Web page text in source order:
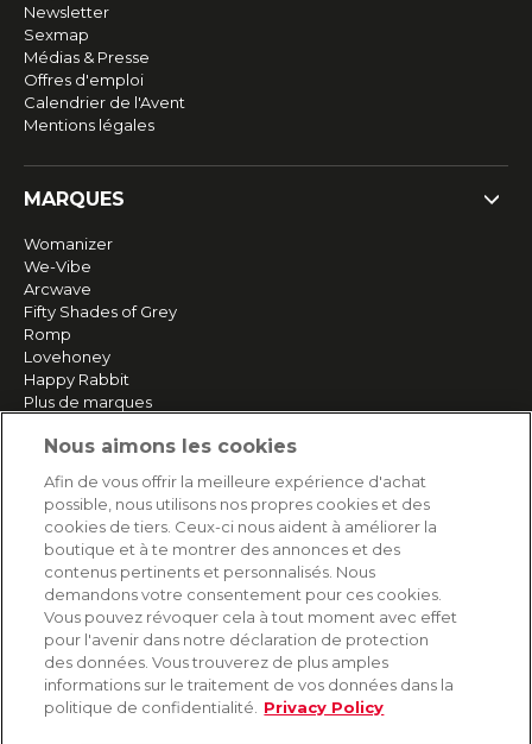
Newsletter
Sexmap
Médias & Presse
Offres d'emploi
Calendrier de l'Avent
Mentions légales
MARQUES
Womanizer
We-Vibe
Arcwave
Fifty Shades of Grey
Romp
Lovehoney
Happy Rabbit
Plus de marques
SERVICE
Livraison rapide et gratuite
Retours & remboursements
Paiement sécurisé
AIDE
Contact
Nous aimons les cookies
Afin de vous offrir la meilleure expérience d'achat
possible, nous utilisons nos propres cookies et des
cookies de tiers. Ceux-ci nous aident à améliorer la
boutique et à te montrer des annonces et des
contenus pertinents et personnalisés. Nous
demandons votre consentement pour ces cookies.
Vous pouvez révoquer cela à tout moment avec effet
pour l'avenir dans notre déclaration de protection
des données. Vous trouverez de plus amples
informations sur le traitement de vos données dans la
politique de confidentialité.
Privacy Policy